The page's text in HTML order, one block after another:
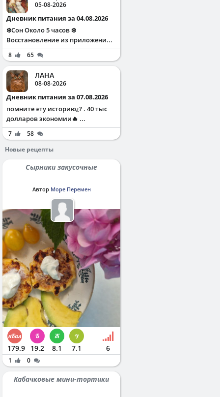
05-08-2026
Дневник питания за 04.08.2026
❄️Сон Около 5 часов ❄️
Восстановление из приложени...
8 65
ЛАНА
08-08-2026
Дневник питания за 07.08.2026
помните эту историю¿? . 40 тыс
долларов экономии🔥 ...
7
58
Новые рецепты
Сырники закусочные
Автор Море Перемен
179.9 19.2 8.1 7.1 6
1 0
Кабачковые мини-тортики